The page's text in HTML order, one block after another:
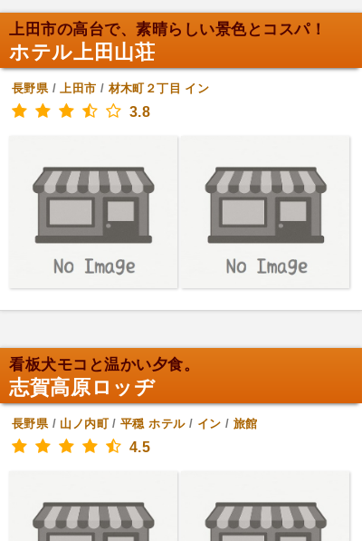
上田市の高台で、素晴らしい景色とコスパ！
ホテル上田山荘
長野県/上田市 / 材木町２丁目 イン
3.8
看板犬モコと温かい夕食。
志賀高原ロッヂ
長野県/ 山ノ内町/平穏 ホテル/ イン / 旅館
4.5